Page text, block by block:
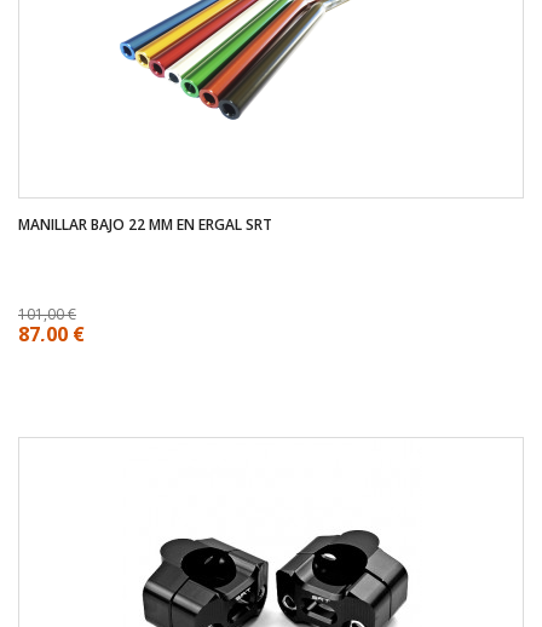
MANILLAR BAJO 22 MM EN ERGAL SRT
101,00 €
87,00 €